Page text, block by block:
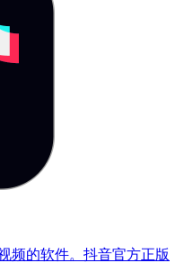
频的软件。抖音官方正版